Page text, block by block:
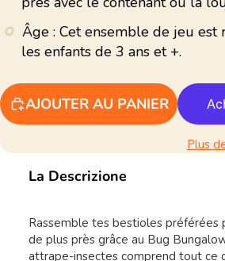
Âge : Cet ensemble de jeu est
les enfants de 3 ans et +.
AJOUTER AU PANIER
Plus
La Descrizione
Rassemble tes bestioles préférées
de plus près grâce au Bug
attrape-insectes comprend tout ce